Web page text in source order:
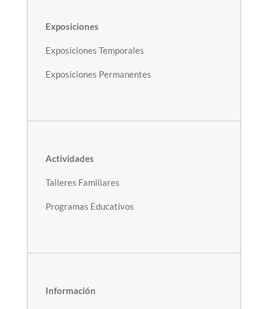
Exposiciones
Exposiciones Temporales
Exposiciones Permanentes
Actividades
Talleres Familiares
Programas Educativos
Información